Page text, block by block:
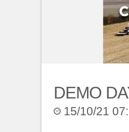
DEMO
15/10/21